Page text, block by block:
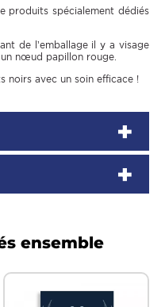
produits spécialement dédiés
de l’emballage il y a visage
nœud papillon rouge.
noirs avec un soin efficace !
ensemble